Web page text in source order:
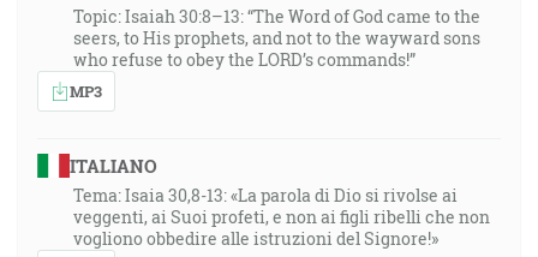
Topic: Isaiah 30:8–13: “The Word of God came to the
seers, to His prophets, and not to the wayward sons
who refuse to obey the LORD’s commands!”
MP3
ITALIANO
Tema: Isaia 30,8-13: «La parola di Dio si rivolse ai
veggenti, ai Suoi profeti, e non ai figli ribelli che non
vogliono obbedire alle istruzioni del Signore!»